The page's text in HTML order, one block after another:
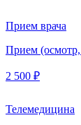
Прием врача
Прием (осмотр,
2 500 ₽
Телемедицина